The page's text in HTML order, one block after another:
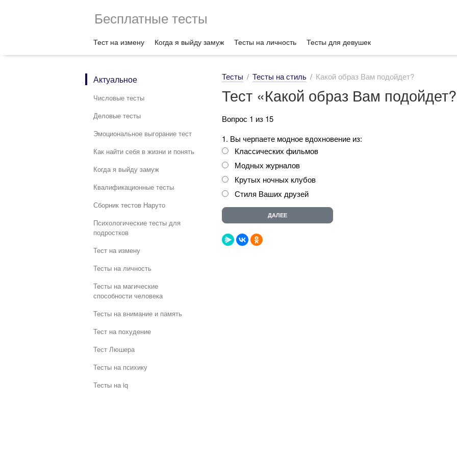
Бесплатные тесты
Тест на измену Когда я выйду замуж Тесты на личность Тесты для девушек
Актуальное
Числовые тесты
Деловые тесты
Эмоциональное выгорание тест
Как найти себя в жизни и понять
Когда я выйду замуж
Квалификационные тесты
Сборник тестов Наруто
Психологические тесты для
подростков
Тест на измену
Тесты на личность
Тесты на магические
способности человека
Тесты на внимание и память
Тест на похудение
Тест Люшера
Тесты на психику
Тесты на iq
Тесты Тесты на стиль Какой образ Вам подойдет?
Тест «Какой образ Вам
Вопрос 1 из 15
1. Вы черпаете модное вдохновение из:
Классических фильмов
Модных журналов
Крутых ночных клубов
Стиля Ваших друзей